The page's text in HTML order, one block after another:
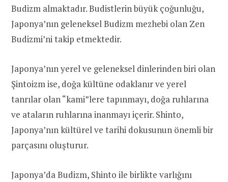
Budizm almaktadır. Budistlerin büyük çoğunluğu,
Japonya’nın geleneksel Budizm mezhebi olan Zen
Budizmi’ni takip etmektedir.
Japonya’nın yerel ve geleneksel dinlerinden biri olan
Şintoizm ise, doğa kültüne odaklanır ve yerel
tanrılar olan “kami”lere tapınmayı, doğa ruhlarına
ve ataların ruhlarına inanmayı içerir. Shinto,
Japonya’nın kültürel ve tarihi dokusunun önemli bir
parçasını oluşturur.
Japonya’da Budizm, Shinto ile birlikte varlığını